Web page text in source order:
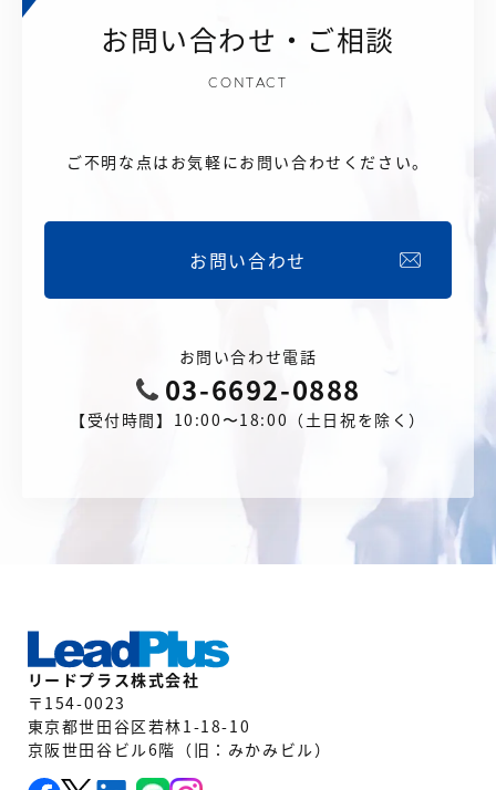
お問い合わせ・ご相談
CONTACT
ご不明な点はお気軽にお問い合わせください。
お問い合わせ
お問い合わせ電話
03-6692-0888
【受付時間】10:00〜18:00（土日祝を除く）
リードプラス株式会社
〒154-0023
東京都世田谷区若林1-18-10
京阪世田谷ビル6階（旧：みかみビル）